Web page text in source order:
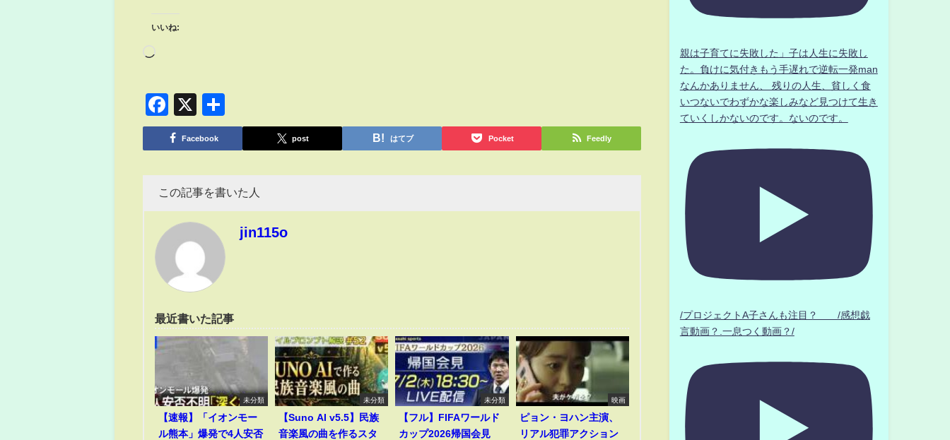
いいね:
Facebook
X
有
Facebook post はてブ Pocket Feedly
この記事を書いた人
jin115o
最近書いた記事
未分類
【速報】「イオンモー
ル熊本」爆発で4人安否
未分類
【Suno AI v5.5】民族
音楽風の曲を作るスタ
未分類
【フル】FIFAワールド
カップ2026帰国会見
映画
ピョン・ヨハン主演、
リアル犯罪アクション
親は子育てに失敗した」子は人生に失敗し
た。負けに気付きもう手遅れで逆転一発man
なんかありません、 残りの人生、貧しく食
いつないでわずかな楽しみなど見つけて生き
ていくしかないのです。ないのです。
/プロジェクトA子さんも注目？ /感想戯
言動画？.一息つく動画？/